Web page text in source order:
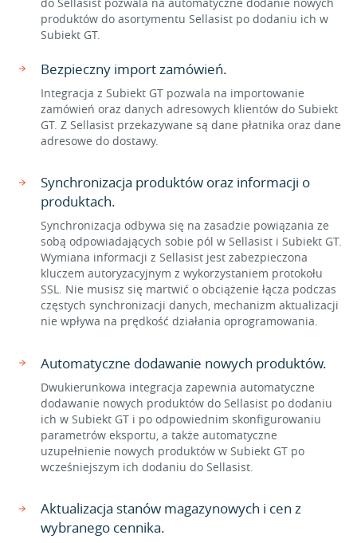
produktów do asortymentu Sellasist po dodaniu ich w
Subiekt GT.
Bezpieczny import zamówień.
Integracja z Subiekt GT pozwala na importowanie
zamówień oraz danych adresowych klientów do Subiekt
GT. Z Sellasist przekazywane są dane płatnika oraz dane
adresowe do dostawy.
Synchronizacja produktów oraz informacji o
produktach.
Synchronizacja odbywa się na zasadzie powiązania ze
sobą odpowiadających sobie pól w Sellasist i Subiekt GT.
Wymiana informacji z Sellasist jest zabezpieczona
kluczem autoryzacyjnym z wykorzystaniem protokołu
SSL. Nie musisz się martwić o obciążenie łącza podczas
częstych synchronizacji danych, mechanizm aktualizacji
nie wpływa na prędkość działania oprogramowania.
Automatyczne dodawanie nowych produktów.
Dwukierunkowa integracja zapewnia automatyczne
dodawanie nowych produktów do Sellasist po dodaniu
ich w Subiekt GT i po odpowiednim skonfigurowaniu
parametrów eksportu, a także automatyczne
uzupełnienie nowych produktów w Subiekt GT po
wcześniejszym ich dodaniu do Sellasist.
Aktualizacja stanów magazynowych i cen z
wybranego cennika.